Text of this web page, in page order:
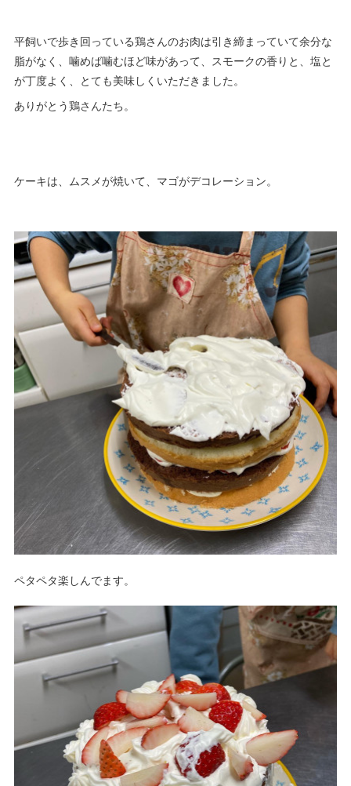
平飼いで歩き回っている鶏さんのお肉は引き締まっていて余分な
脂がなく、噛めば噛むほど味があって、スモークの香りと、塩と
が丁度よく、とても美味しくいただきました。
ありがとう鶏さんたち。
ケーキは、ムスメが焼いて、マゴがデコレーション。
ペタペタ楽しんでます。